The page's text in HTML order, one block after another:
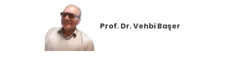
Prof. Dr.Vehbi Başer